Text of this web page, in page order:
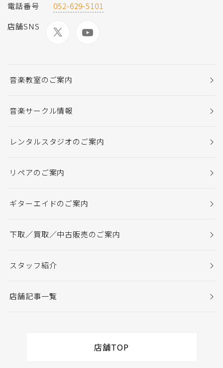
電話番号
052-629-5101
店舗SNS
音楽教室のご案内
音楽サークル情報
レンタルスタジオのご案内
リペアのご案内
ギターエイドのご案内
下取／買取／中古販売のご案内
スタッフ紹介
店舗記事一覧
店舗TOP